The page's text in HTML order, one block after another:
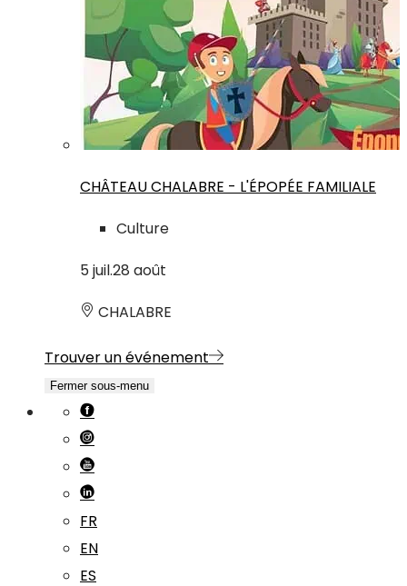
CHÂTEAU CHALABRE - L'ÉPOPÉE FAMILIALE
Culture
5 juil.28 août
CHALABRE
Trouver un événement
Fermer sous-menu
FR
EN
ES